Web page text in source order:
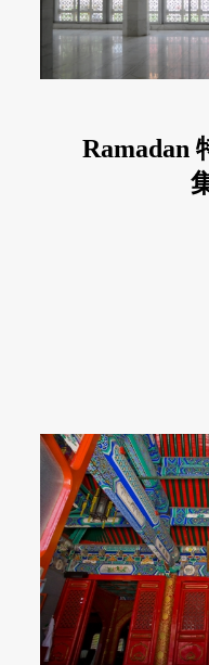
Ramadan